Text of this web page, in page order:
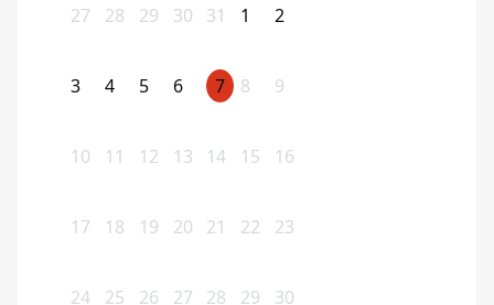
27 28 29 30 31 1 2
3 4 5 6 7 8 9
10 11 12 13 14 15 16
17 18 19 20 21 22 23
24 25 26 27 28 29 30